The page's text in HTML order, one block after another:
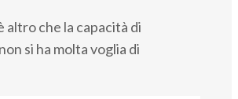
altro che la capacità di
si ha molta voglia di